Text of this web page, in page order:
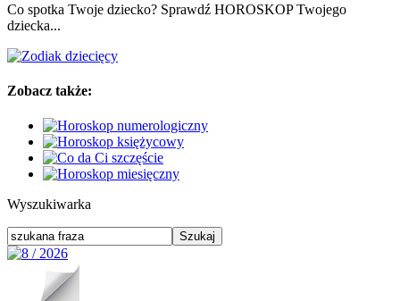
Co spotka Twoje dziecko? Sprawdź HOROSKOP Twojego
dziecka...
Zobacz także:
Wyszukiwarka